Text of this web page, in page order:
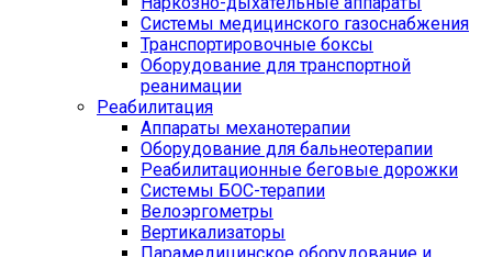
Системы медицинского газоснабжения
Транспортировочные боксы
Оборудование для транспортной
реанимации
Реабилитация
Аппараты механотерапии
Оборудование для бальнеотерапии
Реабилитационные беговые дорожки
Системы БОС-терапии
Велоэргометры
Вертикализаторы